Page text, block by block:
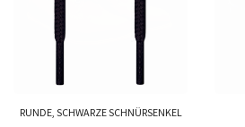
RUNDE, SCHWARZE SCHNÜRSENKEL